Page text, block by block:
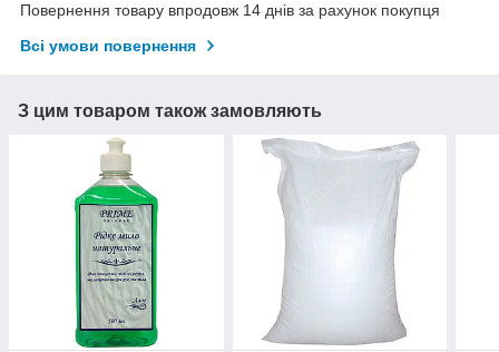
Повернення товару впродовж 14 днів за рахунок покупця
Всі умови повернення
З цим товаром також замовляють